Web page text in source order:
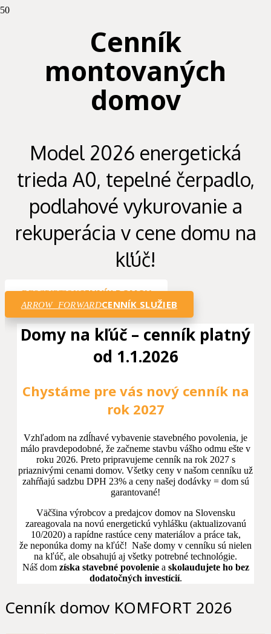
Cenník
montovaných
domov
Model 2026 energetická
trieda A0, tepelné čerpadlo,
podlahové vykurovanie a
rekuperácia v cene domu na
kľúč!
DESCRIPTIONCENNÍK DOMOV
ARROW_FORWARDCENNÍK SLUŽIEB
Domy na kľúč – cenník platný
od 1.1.2026
Chystáme pre vás nový cenník na
rok 2027
Vzhľadom na zdĺhavé vybavenie stavebného povolenia, je
málo pravdepodobné, že začneme stavbu vášho odmu ešte v
roku 2026. Preto pripravujeme cenník na rok 2027 s
priaznivými cenami domov. Všetky ceny v našom cenníku už
zahŕňajú sadzbu DPH 23% a ceny našej dodávky = dom sú
garantované!
Väčšina výrobcov a predajcov domov na Slovensku
zareagovala na novú energetickú vyhlášku (aktualizovanú
10/2020) a rapídne rastúce ceny materiálov a práce tak,
že neponúka domy na kľúč! Naše domy v cenníku sú nielen
na kľúč, ale obsahujú aj všetky potrebné technológie.
Náš dom získa stavebné povoleniea skolaudujete ho bez
dodatočných investícií.
Cenník domov KOMFORT 2026